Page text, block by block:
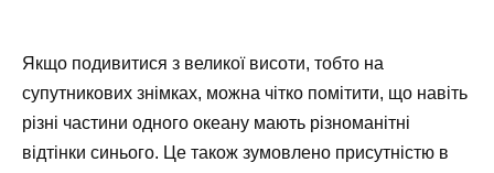
Якщо подивитися з великої висоти, тобто на
супутникових знімках, можна чітко помітити, що навіть
різні частини одного океану мають різноманітні
відтінки синього. Це також зумовлено присутністю в